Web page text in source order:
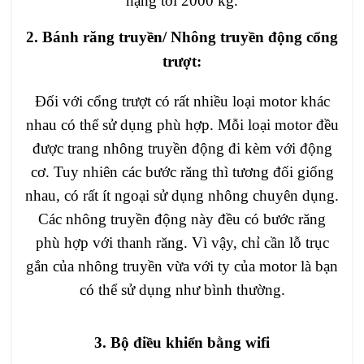
2. Bánh răng truyền/ Nhông truyền động cổng
trượt:
Đối với cổng trượt có rất nhiều loại motor khác
nhau có thể sử dụng phù hợp. Mỗi loại motor đều
được trang nhông truyền động đi kèm với động
cơ. Tuy nhiên các bước răng thì tương đối giống
nhau, có rất ít ngoại sử dụng nhông chuyên dụng.
Các nhông truyền động này đều có bước răng
phù hợp với thanh răng. Vì vậy, chỉ cần lỗ trục
gắn của nhông truyền vừa với ty của motor là bạn
có thể sử dụng như bình thường.
3. Bộ điều khiển bằng wifi